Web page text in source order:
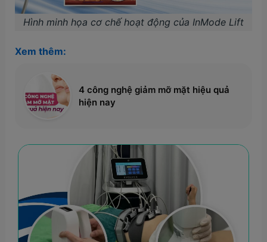
Hình minh họa cơ chế hoạt động của InMode Lift
Xem thêm:
4 công nghệ giảm mỡ mặt hiệu quả
hiện nay